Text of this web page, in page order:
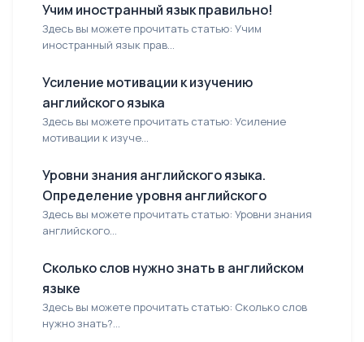
Учим иностранный язык правильно!
Здесь вы можете прочитать статью: Учим
иностранный язык прав...
Усиление мотивации к изучению
английского языка
Здесь вы можете прочитать статью: Усиление
мотивации к изуче...
Уровни знания английского языка.
Определение уровня английского
Здесь вы можете прочитать статью: Уровни знания
английского...
Сколько слов нужно знать в английском
языке
Здесь вы можете прочитать статью: Сколько слов
нужно знать?...